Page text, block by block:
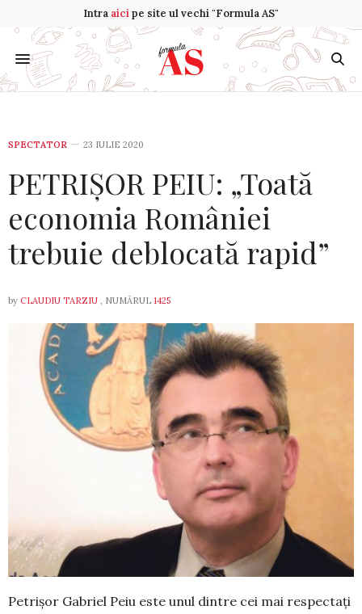
Intra aicipe site ul vechi "Formula AS"
SPECTATOR 23 IULIE 2020
PETRIȘOR PEIU: „Toată
economia României
trebuie deblocată rapid”
by CLAUDIU TARZIU , NUMĂRUL 1425
Petrișor Gabriel Peiu este unul dintre cei mai respectați